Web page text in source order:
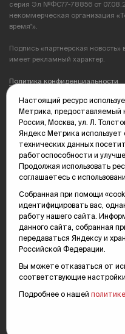
серия Эл №ФС77-78856 от
некоммерческая организация
время"».
Подпись «партнерская
имеет рекламный характер.
Политика конфиденциальности
Редакция: 625035, Тюмень, пр.
(3452) 68-89-05
edit@vsluh.ru
Главный редактор: Панкина Т.Ю.
kika@vsluh.ru
По вопросам рекламы:
(3452) 68-89-78
kotovaev@sibinformburo.ru
mim@vsluh.ru
Настоящий ресурс
Метрика, предоставляемый
Россия, Москва, ул. Л.
Яндекс Метрика использует
технических данных
работоспособности и
Продолжая использовать
соглашаетесь с
Собранная при помощи
идентифицировать вас,
работу нашего сайта.
данного сайта, собранная
передаваться Яндексу и
Российской Федерации.
Вы можете отказаться от
соответствующие настройки
Подробнее о нашей